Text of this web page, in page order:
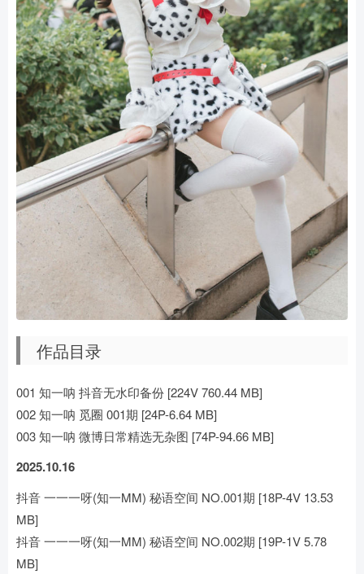
作品目录
001 知一呐 抖音无水印备份 [224V 760.44 MB]
002 知一呐 觅圈 001期 [24P-6.64 MB]
003 知一呐 微博日常精选无杂图 [74P-94.66 MB]
2025.10.16
抖音 一一一呀(知一MM) 秘语空间 NO.001期 [18P-4V 13.53
MB]
抖音 一一一呀(知一MM) 秘语空间 NO.002期 [19P-1V 5.78
MB]